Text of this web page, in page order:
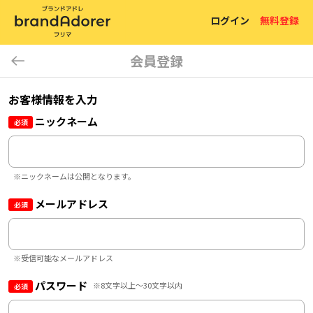
ログイン 無料登録
会員登録
お客様情報を入力
必須 ニックネーム
※ニックネームは公開となります。
必須 メールアドレス
※受信可能なメールアドレス
必須 パスワード ※8文字以上～30文字以内